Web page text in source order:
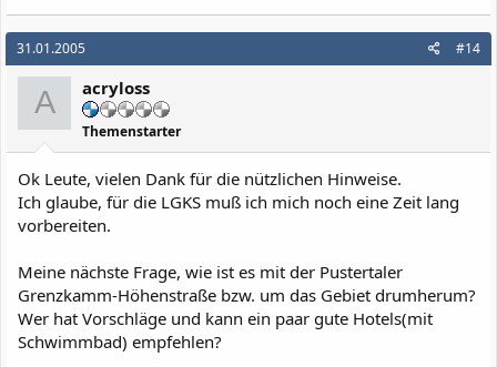
31.01.2005 #14
A acryloss
Themenstarter
Ok Leute, vielen Dank für die nützlichen Hinweise.
Ich glaube, für die LGKS muß ich mich noch eine Zeit lang
vorbereiten.
Meine nächste Frage, wie ist es mit der Pustertaler
Grenzkamm-Höhenstraße bzw. um das Gebiet drumherum?
Wer hat Vorschläge und kann ein paar gute Hotels(mit
Schwimmbad) empfehlen?